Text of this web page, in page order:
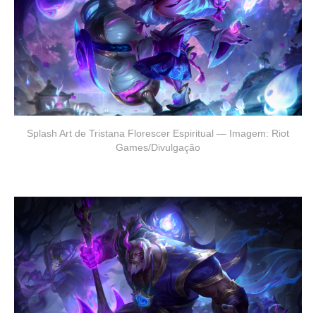
Splash Art de Tristana Florescer Espiritual — Imagem: Riot
Games/Divulgação